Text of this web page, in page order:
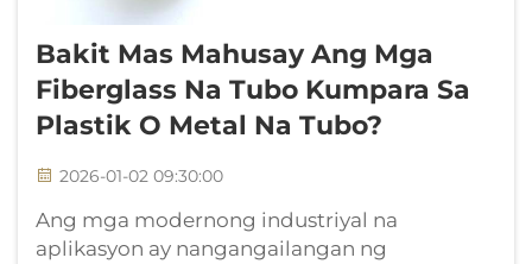
Bakit Mas Mahusay Ang Mga
Fiberglass Na Tubo Kumpara Sa
Plastik O Metal Na Tubo?
2026-01-02 09:30:00
Ang mga modernong industriyal na
aplikasyon ay nangangailangan ng